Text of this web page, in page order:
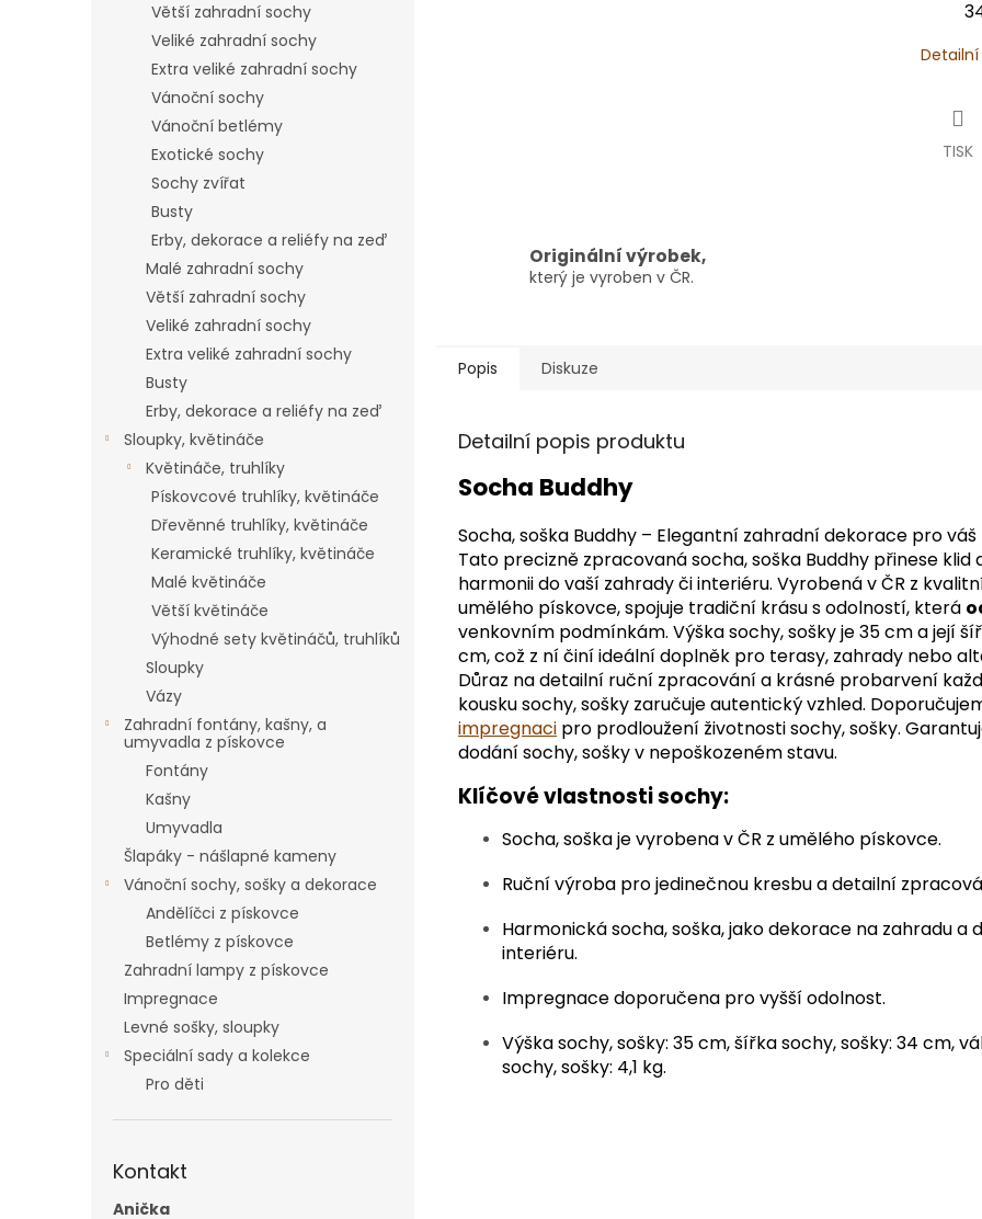
Větší zahradní sochy
Veliké zahradní sochy
Extra veliké zahradní sochy
Vánoční sochy
Vánoční betlémy
Exotické sochy
Sochy zvířat
Busty
Erby, dekorace a reliéfy na zeď
Malé zahradní sochy
Větší zahradní sochy
Veliké zahradní sochy
Extra veliké zahradní sochy
Busty
Erby, dekorace a reliéfy na zeď
Sloupky, květináče
Květináče, truhlíky
Pískovcové truhlíky, květináče
Dřevěnné truhlíky, květináče
Keramické truhlíky, květináče
Malé květináče
Větší květináče
Výhodné sety květináčů, truhlíků
Sloupky
Vázy
Zahradní fontány, kašny, a
umyvadla z pískovce
Fontány
Kašny
Umyvadla
Šlapáky - nášlapné kameny
Vánoční sochy, sošky a dekorace
Andělíčci z pískovce
Betlémy z pískovce
Zahradní lampy z pískovce
Impregnace
Levné sošky, sloupky
Speciální sady a kolekce
Pro děti
Kontakt
Anička
TISK
Originální výrobek,
který je vyroben v ČR.
Popis Diskuze
Detailní popis produktu
Socha Buddhy
Socha, soška Buddhy – Elegantní zahradní dekorace pro
Tato precizně zpracovaná socha, soška Buddhy přinese klid
harmonii do vaší zahrady či interiéru. Vyrobená v ČR z
umělého pískovce, spojuje tradiční krásu s odolností, která
venkovním podmínkám. Výška sochy, sošky je 35 cm a její
cm, což z ní činí ideální doplněk pro terasy, zahrady nebo
Důraz na detailní ruční zpracování a krásné probarvení
kousku sochy, sošky zaručuje autentický vzhled.
impregnaci pro prodloužení životnosti sochy, sošky.
dodání sochy, sošky v nepoškozeném stavu.
Klíčové vlastnosti sochy:
Socha, soška je vyrobena v ČR z umělého pískovce.
Ruční výroba pro jedinečnou kresbu a detailní
Harmonická socha, soška, jako dekorace na zahradu a
interiéru.
Impregnace doporučena pro vyšší odolnost.
Výška sochy, sošky: 35 cm, šířka sochy, sošky: 34 cm,
sochy, sošky: 4,1 kg.